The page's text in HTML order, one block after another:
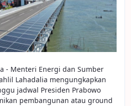
- Menteri Energi dan Sumber
Lahadalia mengungkapkan
jadwal Presiden Prabowo
pembangunan atau ground